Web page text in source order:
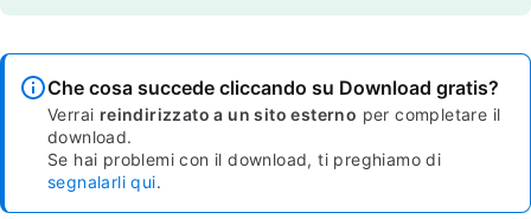
Che cosa succede cliccando su Download gratis?
Verrai reindirizzato a un sito esterno per completare il
download.
Se hai problemi con il download, ti preghiamo di
segnalarli qui.